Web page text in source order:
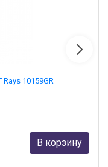
10159GR
В корзину